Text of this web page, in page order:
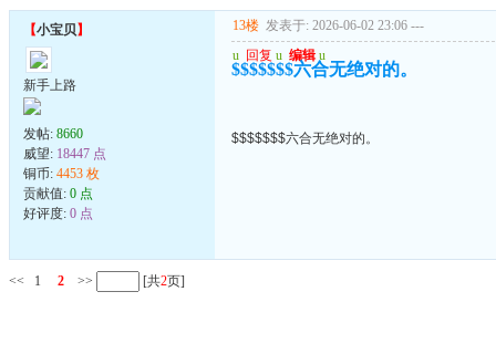
【小宝贝】
新手上路
发帖: 8660
威望: 18447 点
铜币: 4453 枚
贡献值: 0 点
好评度: 0 点
13楼 发表于: 2026-06-02 23:06 ---
u 回复 u 编辑 u
$$$$$$$六合无绝对的。
$$$$$$$六合无绝对的。
<< 1 2 >> [共2页]